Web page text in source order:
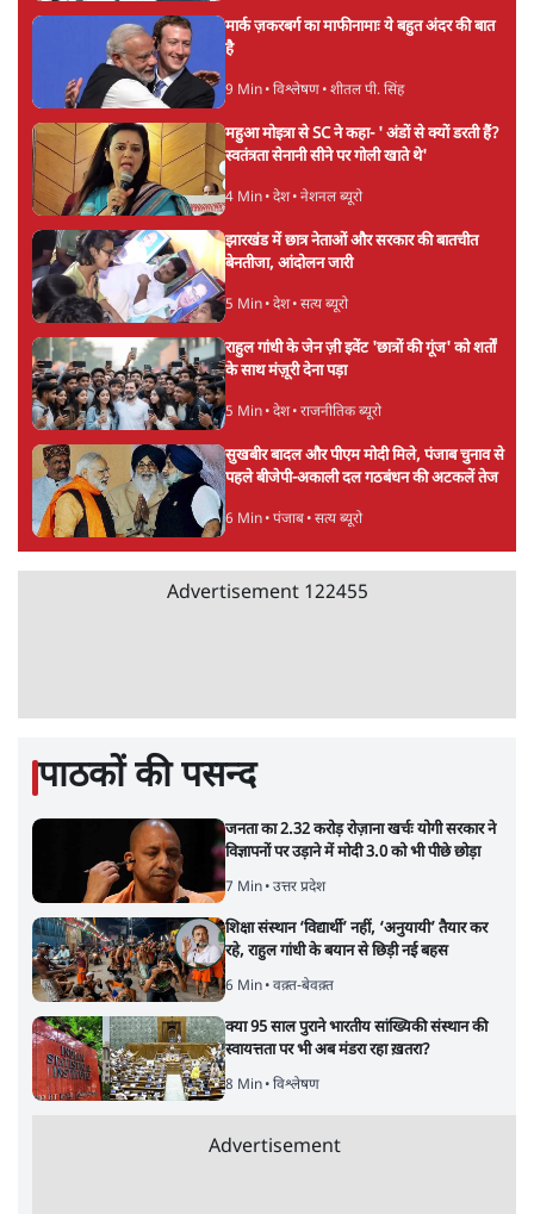
मार्क ज़करबर्ग का माफीनामाः ये बहुत अंदर की बात
है
9 Min• विश्लेषण• शीतल पी. सिंह
महुआ मोइत्रा से SC ने कहा- ' अंडों से क्यों डरती हैं?
स्वतंत्रता सेनानी सीने पर गोली खाते थे'
4 Min• देश• नेशनल ब्यूरो
झारखंड में छात्र नेताओं और सरकार की बातचीत
बेनतीजा, आंदोलन जारी
5 Min• देश• सत्य ब्यूरो
राहुल गांधी के जेन ज़ी इवेंट 'छात्रों की गूंज' को शर्तों
के साथ मंज़ूरी देना पड़ा
5 Min• देश• राजनीतिक ब्यूरो
सुखबीर बादल और पीएम मोदी मिले, पंजाब चुनाव से
पहले बीजेपी-अकाली दल गठबंधन की अटकलें तेज
6 Min• पंजाब• सत्य ब्यूरो
Advertisement 122455
पाठकों की पसन्द
जनता का 2.32 करोड़ रोज़ाना खर्चः योगी सरकार ने
विज्ञापनों पर उड़ाने में मोदी 3.0 को भी पीछे छोड़ा
7 Min• उत्तर प्रदेश
शिक्षा संस्थान ‘विद्यार्थी’ नहीं, ‘अनुयायी’ तैयार कर
रहे, राहुल गांधी के बयान से छिड़ी नई बहस
6 Min• वक़्त-बेवक़्त
क्या 95 साल पुराने भारतीय सांख्यिकी संस्थान की
स्वायत्तता पर भी अब मंडरा रहा ख़तरा?
8 Min• विश्लेषण
Advertisement